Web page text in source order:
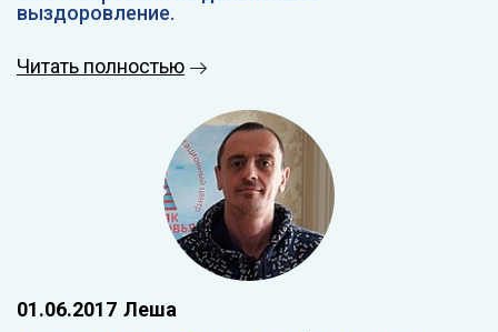
выздоровление.
Читать полностью
01.06.2017 Леша